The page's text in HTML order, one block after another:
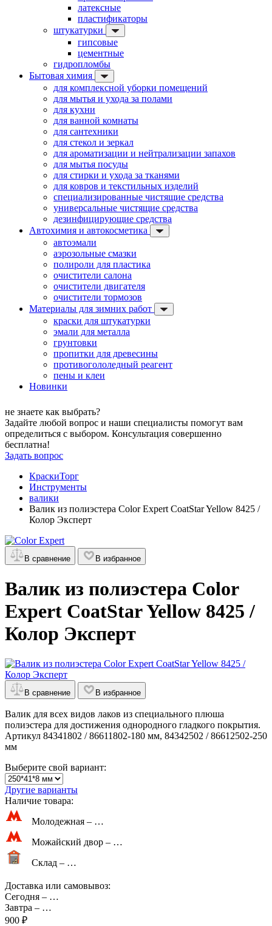
латексные
пластификаторы
штукатурки
гипсовые
цементные
гидропломбы
Бытовая химия
для комплексной уборки помещений
для мытья и ухода за полами
для кухни
для ванной комнаты
для сантехники
для стекол и зеркал
для ароматизации и нейтрализации запахов
для мытья посуды
для стирки и ухода за тканями
для ковров и текстильных изделий
специализированные чистящие средства
универсальные чистящие средства
дезинфицирующие средства
Автохимия и автокосметика
автоэмали
аэрозольные смазки
полироли для пластика
очистители салона
очистители двигателя
очистители тормозов
Материалы для зимних работ
краски для штукатурки
эмали для металла
грунтовки
пропитки для древесины
противогололедный реагент
пены и клеи
Новинки
не знаете как выбрать?
Задайте любой вопрос и наши специалисты помогут вам
определиться с выбором. Консультация совершенно
бесплатна!
Задать вопрос
КраскиТорг
Инструменты
валики
Валик из полиэстера Color Expert CoatStar Yellow 8425 /
Колор Эксперт
В сравнение В избранное
Валик из полиэстера Color
Expert CoatStar Yellow 8425 /
Колор Эксперт
В сравнение В избранное
Валик для всех видов лаков из специального плюша
полиэстера для достижения однородного гладкого покрытия.
Артикул 84341802 / 86611802-180 мм, 84342502 / 86612502-250
мм
Выберите свой вариант:
Другие варианты
Наличие товара:
Молодежная – …
Можайский двор – …
Склад – …
Доставка или самовывоз:
Сегодня – …
Завтра – …
900 ₽